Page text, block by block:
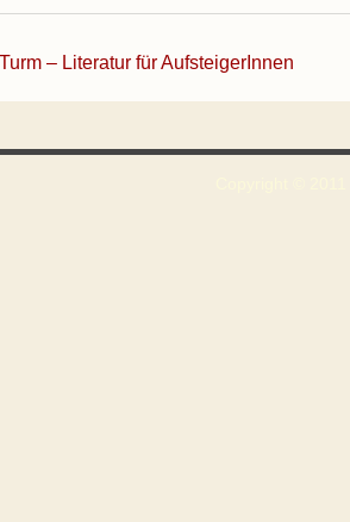
Navigation
– Literatur für AufsteigerInnen